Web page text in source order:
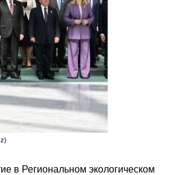
в Региональном экологическом